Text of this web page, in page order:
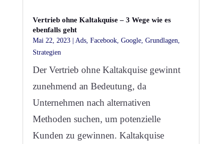
Vertrieb ohne Kaltakquise – 3 Wege wie es
ebenfalls geht
Mai 22, 2023| Ads, Facebook, Google, Grundlagen
Strategien
Der Vertrieb ohne Kaltakquise gewinnt
zunehmend an Bedeutung, da
Unternehmen nach alternativen
Methoden suchen, um potenzielle
Kunden zu gewinnen. Kaltakquise